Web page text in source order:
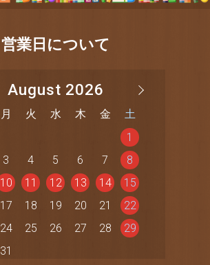
営業日について
August 2026
月 火 水 木 金
土
1
3 4 5 6 7
8
10 11 12 13 14
15
17 18 19 20 21
22
24 25 26 27 28
29
31